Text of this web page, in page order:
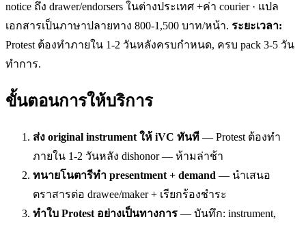
notice ถึง drawer/endorsers ในต่างประเทศ +ค่า courier · แปล
เอกสารเป็นภาษาปลายทาง 800-1,500 บาท/หน้า. ระยะเวลา:
Protest ต้องทำภายใน 1-2 วันหลังครบกำหนด, ครบ pack 3-5 วัน
ทำการ.
ขั้นตอนการให้บริการ
ส่ง original instrument ให้ iVC ทันที — Protest ต้องทำ
ภายใน 1-2 วันหลัง dishonor — ห้ามล่าช้า
ทนายโนตารีทำ presentment + demand — นำเสนอ
ตราสารต่อ drawee/maker + เรียกร้องชำระ
ทำใบ Protest อย่างเป็นทางการ — บันทึก: instrument,